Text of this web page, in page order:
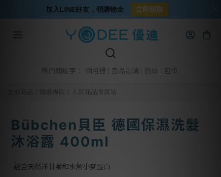
熱門關鍵字： 彌月禮 良品出清 防蚊
人氣耗品囤貨站
Bübchen貝臣 德國保濕洗髮
沐浴露 400ml
-蘊含天然洋甘菊和水解小麥蛋白
加入LINE好友，領購物金 立即領取